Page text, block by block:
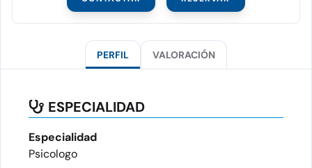
PERFIL VALORACIÓN
ESPECIALIDAD
Especialidad
Psicologo